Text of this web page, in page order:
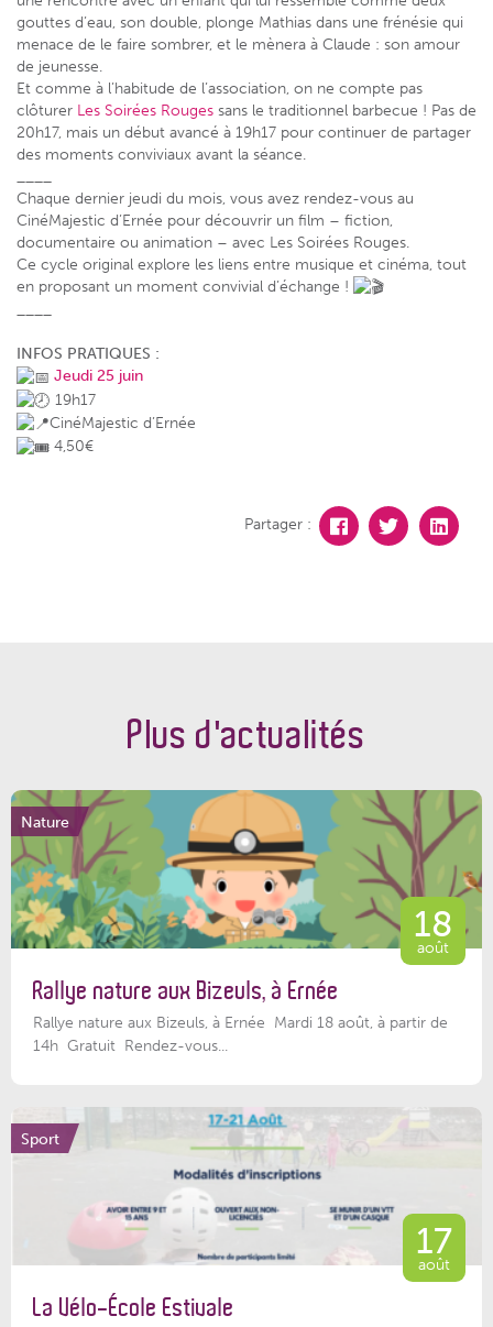
gouttes d’eau, son double, plonge Mathias dans une frénésie qui
menace de le faire sombrer, et le mènera à Claude : son amour
de jeunesse.
Et comme à l’habitude de l’association, on ne compte pas
clôturer Les Soirées Rouges sans le traditionnel barbecue ! Pas de
20h17, mais un début avancé à 19h17 pour continuer de partager
des moments conviviaux avant la séance.
Chaque dernier jeudi du mois, vous avez rendez-vous au
CinéMajestic d’Ernée pour découvrir un film – fiction,
documentaire ou animation – avec Les Soirées Rouges.
Ce cycle original explore les liens entre musique et cinéma, tout
en proposant un moment convivial d’échange !
INFOS PRATIQUES :
Jeudi 25 juin
19h17
CinéMajestic d’Ernée
4,50€
Partager :
Plus d'actualités
Nature
18
août
Rallye nature aux Bizeuls, à Ernée
Rallye nature aux Bizeuls, à Ernée Mardi 18 août, à partir de
14h Gratuit Rendez-vous...
Sport
17
août
La Vélo-École Estivale